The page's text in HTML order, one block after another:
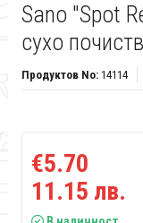
Sano "Spot
сухо
Продуктов No:14114
€5.70
11.15 лв.